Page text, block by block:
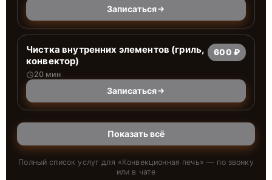
Записаться
Чистка внутренних элементов (гриль,
конвектор)
20 мин
600 ₽
Записаться
Показать всё
Полный список услуг для «Конвекционная печь» — по звонку
или в чате